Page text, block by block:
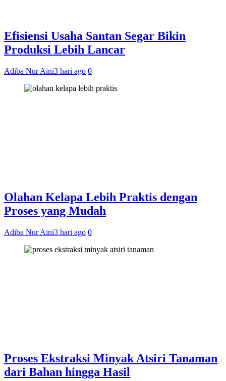
Efisiensi Usaha Santan Segar Bikin
Produksi Lebih Lancar
Adiba Nur Aini3 hari ago 0
Olahan Kelapa Lebih Praktis dengan
Proses yang Mudah
Adiba Nur Aini3 hari ago 0
Proses Ekstraksi Minyak Atsiri Tanaman
dari Bahan hingga Hasil